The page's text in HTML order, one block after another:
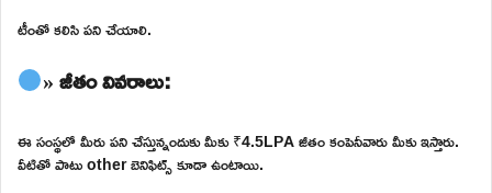
టీంతో కలిసి పని చేయాలి.
» జీతం వివరాలు:
ఈ సంస్థలో మీరు పని చేస్తున్నందుకు మీకు ₹4.5LPA జీతం కంపెనీవారు మీకు ఇస్తారు.
వీటితో పాటు other బెనిఫిట్స్ కూడా ఉంటాయి.